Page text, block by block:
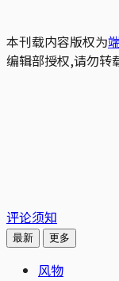
本刊载内容版权为
编辑部授权,请勿转
评论须知
最新 更多
风物